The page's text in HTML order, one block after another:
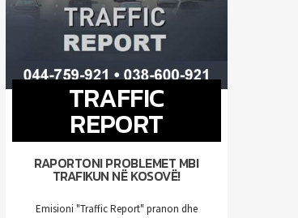
TRAFFIC
REPORT
RAPORTONI PROBLEMET MBI
TRAFIKUN NË KOSOVË!
Emisioni "Traffic Report" pranon dhe